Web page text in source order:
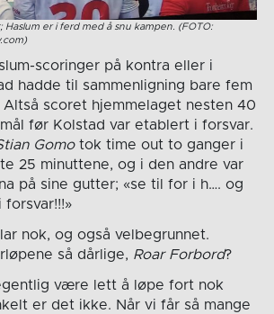
Haslum er i ferd med å snu kampen. (FOTO:
scoringer på kontra eller i
hadde til sammenligning bare fem
Altså scoret hjemmelaget nesten 40
før Kolstad var etablert i forsvar.
Gomotok time out to ganger i
25 minuttene, og i den andre var
på sine gutter; «se til for i h…. og
forsvar!!!»
nok, og også velbegrunnet.
så dårlige, Roar Forbord?
være lett å løpe fort nok
er det ikke. Når vi får så mange